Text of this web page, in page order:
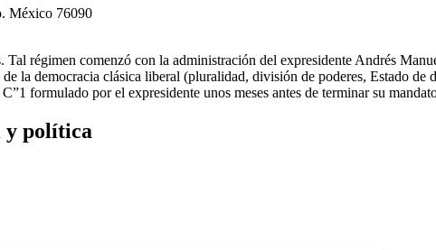
México 76090
régimen comenzó con la administración del expresidente Andrés
la democracia clásica liberal (pluralidad, división de poderes, Estado
formulado por el expresidente unos meses antes de terminar su
y política